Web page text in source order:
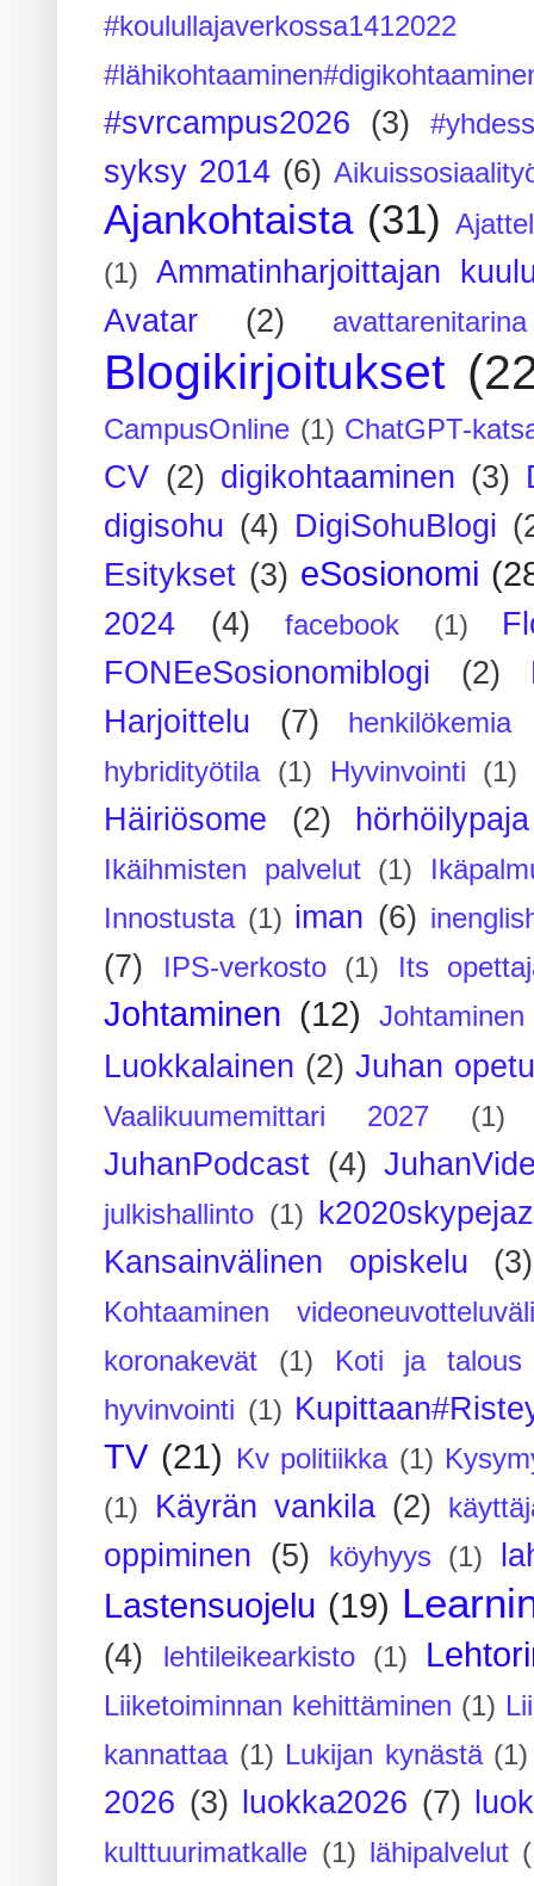
#koulullajaverkossa1412022
#svrcampus2026 (3)
syksy 2014 (6)
Ajankohtaista (31)
(1)
Ammatinharjoittajan
Avatar
(2) avattarenitarina
Blogikirjoitukset
CampusOnline (1) ChatGPT-
CV (2) digikohtaaminen (3)
digisohu (4) DigiSohuBlogi
Esitykset (3) eSosionomi
2024 (4) facebook (1)
FONEeSosionomiblogi
(2)
Harjoittelu
(7)
henkilökemia
hybridityötila (1) Hyvinvointi (1)
Häiriösome (2) hörhöilypaja
Ikäihmisten palvelut (1)
Innostusta (1) iman (6)
(7) IPS-verkosto (1) Its
Johtaminen (12)
Luokkalainen (2) Juhan
Vaalikuumemittari 2027 (1)
JuhanPodcast (4)
julkishallinto (1)
Kansainvälinen opiskelu
(3)
Kohtaaminen
koronakevät
(1)
Koti ja talous
hyvinvointi (1)
TV (21) Kv politiikka (1)
(1)
Käyrän vankila (2)
oppiminen (5) köyhyys (1)
Lastensuojelu (19)
(4) lehtileikearkisto (1)
Liiketoiminnan kehittäminen (1)
kannattaa (1) Lukijan kynästä (1)
2026 (3) luokka2026 (7)
kulttuurimatkalle (1) lähipalvelut